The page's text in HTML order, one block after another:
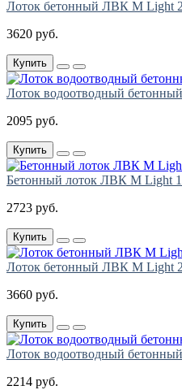
Лоток бетонный ЛВК М Light
3620 руб.
Купить
Лоток водоотводный
2095 руб.
Купить
Бетонный лоток ЛВК М Light
2723 руб.
Купить
Лоток бетонный ЛВК М Light
3660 руб.
Купить
Лоток водоотводный
2214 руб.